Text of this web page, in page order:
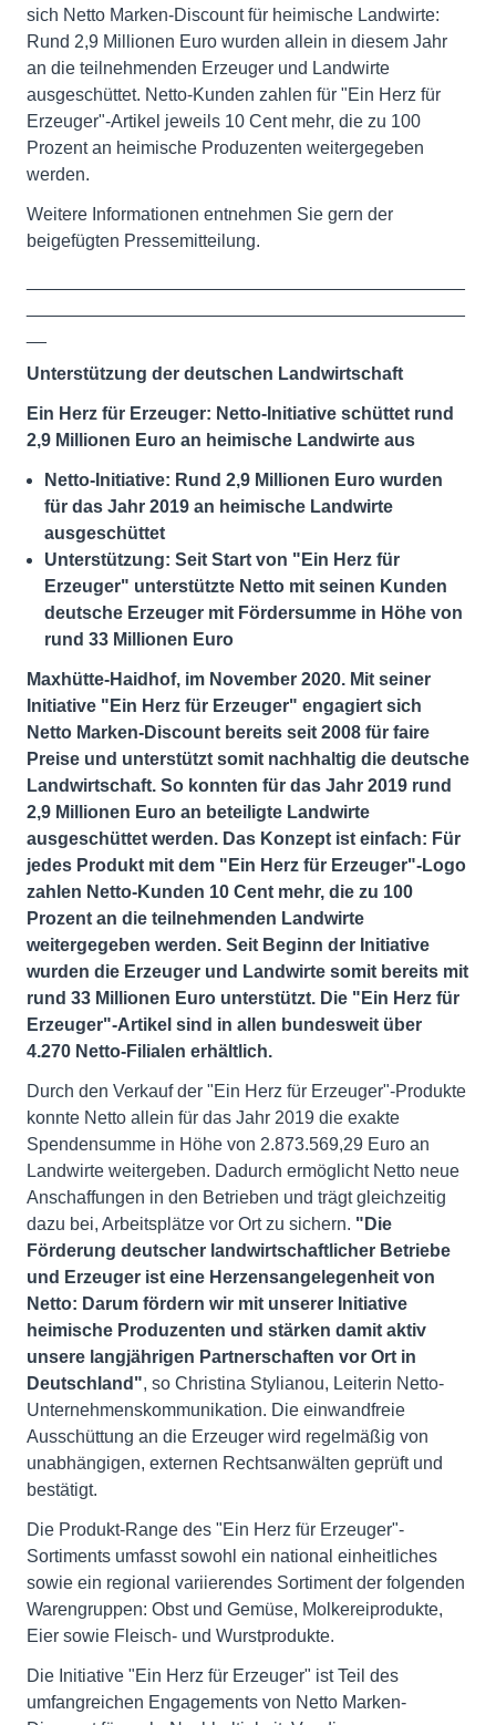
sich Netto Marken-Discount für heimische Landwirte:
Rund 2,9 Millionen Euro wurden allein in diesem Jahr
an die teilnehmenden Erzeuger und Landwirte
ausgeschüttet. Netto-Kunden zahlen für "Ein Herz für
Erzeuger"-Artikel jeweils 10 Cent mehr, die zu 100
Prozent an heimische Produzenten weitergegeben
werden.
Weitere Informationen entnehmen Sie gern der
beigefügten Pressemitteilung.
Unterstützung der deutschen Landwirtschaft
Ein Herz für Erzeuger: Netto-Initiative schüttet rund
2,9 Millionen Euro an heimische Landwirte aus
Netto-Initiative: Rund 2,9 Millionen Euro wurden
für das Jahr 2019 an heimische Landwirte
ausgeschüttet
Unterstützung: Seit Start von "Ein Herz für
Erzeuger" unterstützte Netto mit seinen Kunden
deutsche Erzeuger mit Fördersumme in Höhe von
rund 33 Millionen Euro
Maxhütte-Haidhof, im November 2020. Mit seiner
Initiative "Ein Herz für Erzeuger" engagiert sich
Netto Marken-Discount bereits seit 2008 für faire
Preise und unterstützt somit nachhaltig die deutsche
Landwirtschaft. So konnten für das Jahr 2019 rund
2,9 Millionen Euro an beteiligte Landwirte
ausgeschüttet werden. Das Konzept ist einfach: Für
jedes Produkt mit dem "Ein Herz für Erzeuger"-Logo
zahlen Netto-Kunden 10 Cent mehr, die zu 100
Prozent an die teilnehmenden Landwirte
weitergegeben werden. Seit Beginn der Initiative
wurden die Erzeuger und Landwirte somit bereits mit
rund 33 Millionen Euro unterstützt. Die "Ein Herz für
Erzeuger"-Artikel sind in allen bundesweit über
4.270 Netto-Filialen erhältlich.
Durch den Verkauf der "Ein Herz für Erzeuger"-Produkte
konnte Netto allein für das Jahr 2019 die exakte
Spendensumme in Höhe von 2.873.569,29 Euro an
Landwirte weitergeben. Dadurch ermöglicht Netto neue
Anschaffungen in den Betrieben und trägt gleichzeitig
dazu bei, Arbeitsplätze vor Ort zu sichern. "Die
Förderung deutscher landwirtschaftlicher Betriebe
und Erzeuger ist eine Herzensangelegenheit von
Netto: Darum fördern wir mit unserer Initiative
heimische Produzenten und stärken damit aktiv
unsere langjährigen Partnerschaften vor Ort in
Deutschland", so Christina Stylianou, Leiterin Netto-
Unternehmenskommunikation. Die einwandfreie
Ausschüttung an die Erzeuger wird regelmäßig von
unabhängigen, externen Rechtsanwälten geprüft und
bestätigt.
Die Produkt-Range des "Ein Herz für Erzeuger"-
Sortiments umfasst sowohl ein national einheitliches
sowie ein regional variierendes Sortiment der folgenden
Warengruppen: Obst und Gemüse, Molkereiprodukte,
Eier sowie Fleisch- und Wurstprodukte.
Die Initiative "Ein Herz für Erzeuger" ist Teil des
umfangreichen Engagements von Netto Marken-